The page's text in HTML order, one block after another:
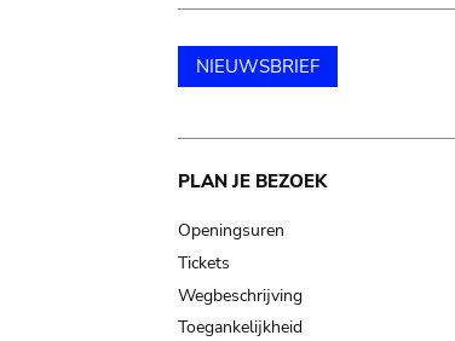
NIEUWSBRIEF
Main
navigation
PLAN JE BEZOEK
Openingsuren
Tickets
Wegbeschrijving
Toegankelijkheid